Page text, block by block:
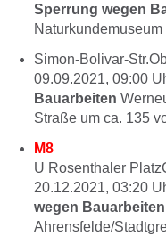
Sperrung wegen
Simon-Bolivar-
09.09.2021, 09:00
Bauarbeiten
Straße um ca. 135
M8
U Rosenthaler
20.12.2021, 03:20
wegen
Ahrensfelde/